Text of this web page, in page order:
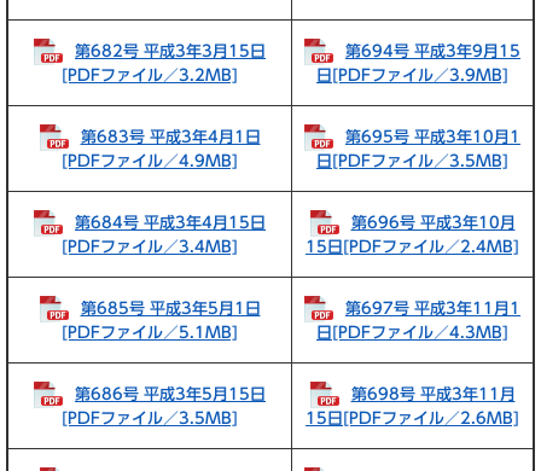
第682号 平成3年3月15日
[PDFファイル／3.2MB]
第694号 平成3年9月15
日[PDFファイル／3.9MB]
第683号 平成3年4月1日
[PDFファイル／4.9MB]
第695号 平成3年10月1
日[PDFファイル／3.5MB]
第684号 平成3年4月15日
[PDFファイル／3.4MB]
第696号 平成3年10月
15日[PDFファイル／2.4MB]
第685号 平成3年5月1日
[PDFファイル／5.1MB]
第697号 平成3年11月1
日[PDFファイル／4.3MB]
第686号 平成3年5月15日
[PDFファイル／3.5MB]
第698号 平成3年11月
15日[PDFファイル／2.6MB]